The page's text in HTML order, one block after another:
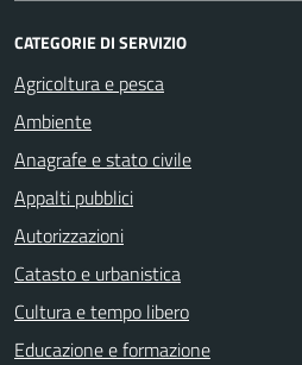
CATEGORIE DI SERVIZIO
Agricoltura e pesca
Ambiente
Anagrafe e stato civile
Appalti pubblici
Autorizzazioni
Catasto e urbanistica
Cultura e tempo libero
Educazione e formazione